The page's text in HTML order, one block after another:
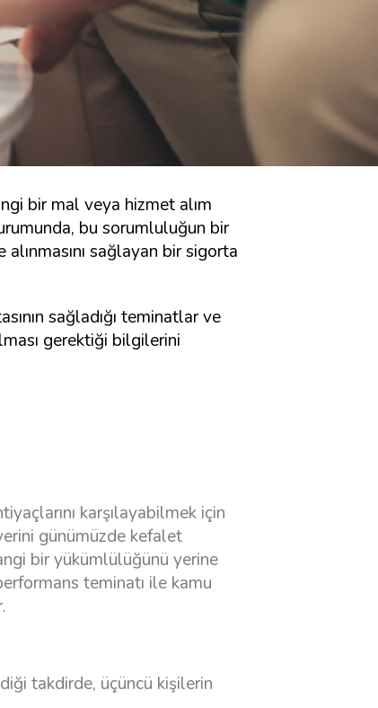
bir mal veya hizmet alım
bu sorumluluğun bir
alınmasını sağlayan bir sigorta
sağladığı teminatlar ve
gerektiği bilgilerini
karşılayabilmek için
günümüzde kefalet
bir yükümlülüğünü yerine
teminatı ile kamu
takdirde, üçüncü kişilerin